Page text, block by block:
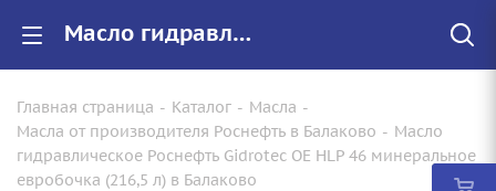
Масло гидравлическое Роснефть Gidrotec OE HLP 46 минеральное евробочка (216,5 л) купить от 14990.00 руб. в Балаково
Главная страница - Каталог - Масла -
Масла от производителя Роснефть в Балаково - Масло
гидравлическое Роснефть Gidrotec OE HLP 46 минеральное
евробочка (216,5 л) в Балаково